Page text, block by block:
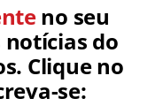
no seu
do
Clique no
se: